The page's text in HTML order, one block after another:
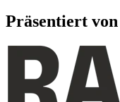
Präsentiert von